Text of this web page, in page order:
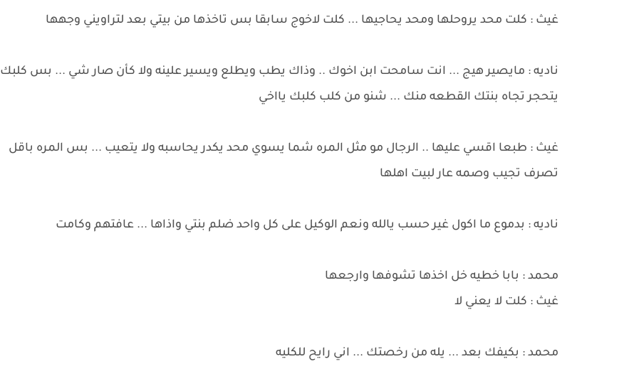
غيث : كلت محد يروحلها ومحد يحاجيها ... كلت لاخوج سابقا بس تاخذها من بيتي بعد لتراويني وجهها
ناديه : مايصير هيج ... انت سامحت ابن اخوك .. وذاك يطب ويطلع ويسير علينه ولا كأن صار شي ... بس كلبك
يتحجر تجاه بنتك القطعه منك ... شنو من كلب كلبك يااخي
غيث : طبعا اقسي عليها .. الرجال مو مثل المره شما يسوي محد يكدر يحاسبه ولا يتعيب ... بس المره باقل
تصرف تجيب وصمه عار لبيت اهلها
ناديه : بدموع ما اكول غير حسب يالله ونعم الوكيل على كل واحد ضلم بنتي واذاها ... عافتهم وكامت
محمد : بابا خطيه خل اخذها تشوفها وارجعها
غيث : كلت لا يعني لا
محمد : بكيفك بعد ... يله من رخصتك ... اني رايح للكليه